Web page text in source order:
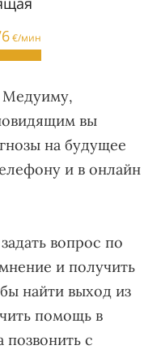
Медуиму,
вы
на будущее
и в онлайн
вопрос по
и получить
найти выход из
помощь в
с